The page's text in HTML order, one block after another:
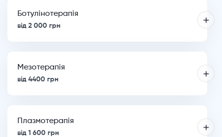
Ботулінотерапія
від 2 000 грн
Мезотерапія
від 4400 грн
Плазмотерапія
від 1 600 грн